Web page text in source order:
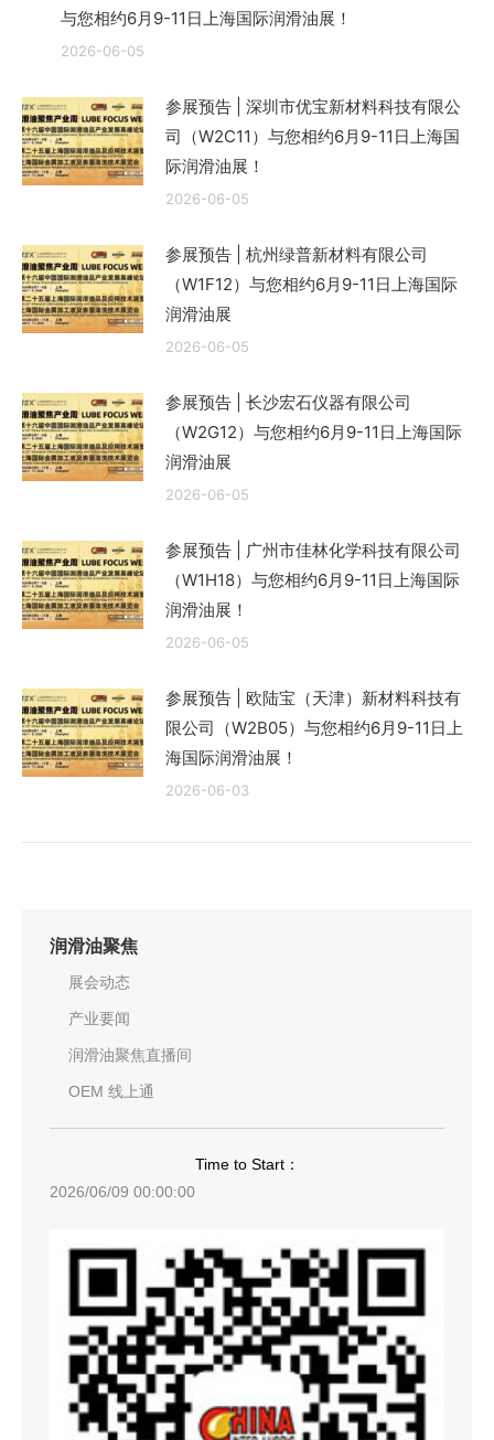
与您相约6月9-11日上海国际润滑油展！
2026-06-05
参展预告 | 深圳市优宝新材料科技有限公
司（W2C11）与您相约6月9-11日上海国
际润滑油展！
2026-06-05
参展预告 | 杭州绿普新材料有限公司
（W1F12）与您相约6月9-11日上海国际
润滑油展
2026-06-05
参展预告 | 长沙宏石仪器有限公司
（W2G12）与您相约6月9-11日上海国际
润滑油展
2026-06-05
参展预告 | 广州市佳林化学科技有限公司
（W1H18）与您相约6月9-11日上海国际
润滑油展！
2026-06-05
参展预告 | 欧陆宝（天津）新材料科技有
限公司（W2B05）与您相约6月9-11日上
海国际润滑油展！
2026-06-03
润滑油聚焦
展会动态
产业要闻
润滑油聚焦直播间
OEM 线上通
Time to Start：
2026/06/09 00:00:00